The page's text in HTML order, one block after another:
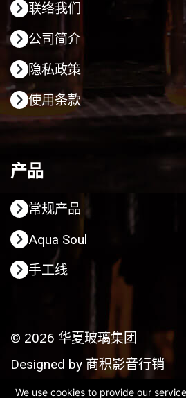
联络我们
公司简介
隐私政策
使用条款
产品
常规产品
Aqua Soul
手工线
© 2026 华夏玻璃集团
Designed by 商积影音行销
We use cookies to provide our